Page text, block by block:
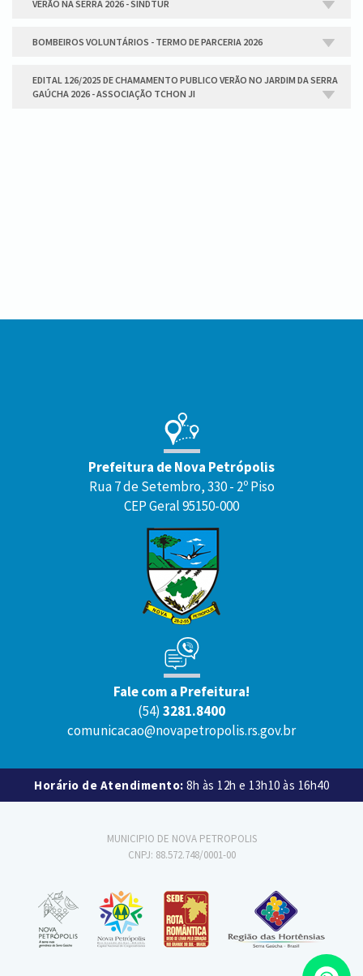
VERÃO NA SERRA 2026 - SINDTUR
BOMBEIROS VOLUNTÁRIOS - TERMO DE PARCERIA 2026
EDITAL 126/2025 DE CHAMAMENTO PUBLICO VERÃO NO JARDIM DA SERRA
GAÚCHA 2026 - ASSOCIAÇÃO TCHON JI
Prefeitura de Nova Petrópolis
Rua 7 de Setembro, 330 - 2º Piso
CEP Geral 95150-000
Fale com a Prefeitura!
(54) 3281.8400
comunicacao@novapetropolis.rs.gov.br
Horário de Atendimento: 8h às 12h e 13h10 às 16h40
MUNICIPIO DE NOVA PETROPOLIS
CNPJ: 88.572.748/0001-00